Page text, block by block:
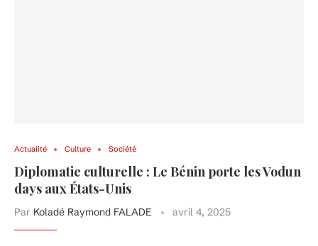
Actualité Culture Société
Diplomatie culturelle : Le Bénin porte les Vodun
days aux États-Unis
Par Koladé Raymond FALADE avril 4, 2025